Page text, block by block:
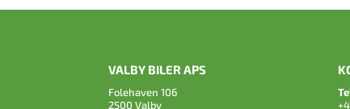
VALBY BILER APS
Folehaven 106
2500 Valby